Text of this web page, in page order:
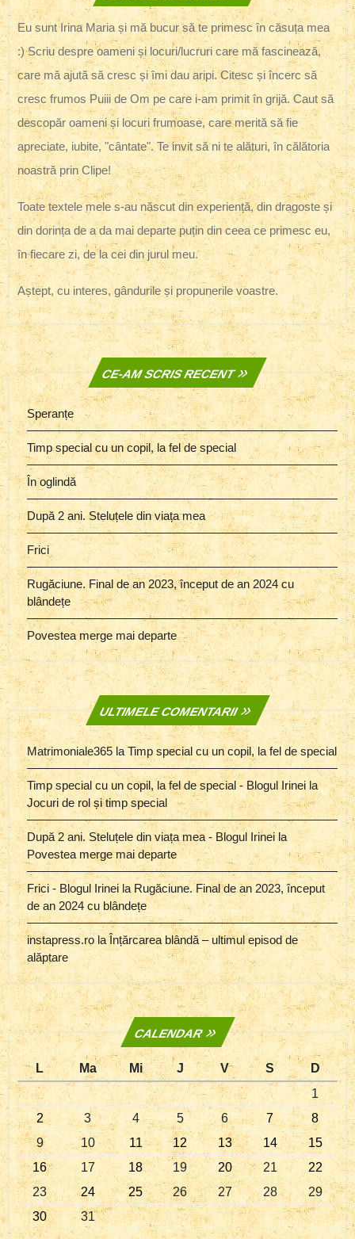
Eu sunt Irina Maria și mă bucur să te primesc în căsuța mea
:) Scriu despre oameni și locuri/lucruri care mă fascinează,
care mă ajută să cresc și îmi dau aripi. Citesc și încerc să
cresc frumos Puiii de Om pe care i-am primit în grijă. Caut să
descopăr oameni și locuri frumoase, care merită să fie
apreciate, iubite, "cântate". Te invit să ni te alături, în călătoria
noastră prin Clipe!
Toate textele mele s-au născut din experiență, din dragoste și
din dorința de a da mai departe puțin din ceea ce primesc eu,
în fiecare zi, de la cei din jurul meu.
Aștept, cu interes, gândurile și propunerile voastre.
CE-AM SCRIS RECENT
Speranțe
Timp special cu un copil, la fel de special
În oglindă
După 2 ani. Steluțele din viața mea
Frici
Rugăciune. Final de an 2023, început de an 2024 cu
blândețe
Povestea merge mai departe
ULTIMELE COMENTARII
Matrimoniale365la Timp special cu un copil, la fel de special
Timp special cu un copil, la fel de special - Blogul Irinei la
Jocuri de rol și timp special
După 2 ani. Steluțele din viața mea - Blogul Irinei la
Povestea merge mai departe
Frici - Blogul Irinei la Rugăciune. Final de an 2023, început
de an 2024 cu blândețe
instapress.ro laÎnțărcarea blândă – ultimul episod de
alăptare
CALENDAR
L Ma Mi J V S
D
1
2
3 4 5 6 7
8
9
10 11 12 13 14
15
16
17 18 19 20 21
22
23
24 25 26 27 28
29
30
31